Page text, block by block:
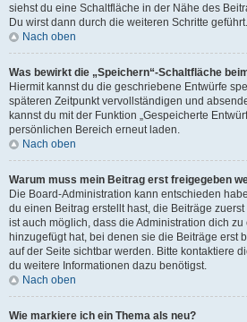
siehst du eine Schaltfläche in der Nähe des
Du wirst dann durch die weiteren Schritte geführt.
Nach oben
Was bewirkt die „Speichern“-Schaltfläche
Hiermit kannst du die geschriebene Entwürfe
späteren Zeitpunkt vervollständigen und
kannst du mit der Funktion „Gespeicherte
persönlichen Bereich erneut laden.
Nach oben
Warum muss mein Beitrag erst freigegeben
Die Board-Administration kann entschieden
du einen Beitrag erstellt hast, die Beiträge
ist auch möglich, dass die Administration dich
hinzugefügt hat, bei denen sie die Beiträge erst
auf der Seite sichtbar werden. Bitte kontaktiere
du weitere Informationen dazu benötigst.
Nach oben
Wie markiere ich ein Thema als neu?